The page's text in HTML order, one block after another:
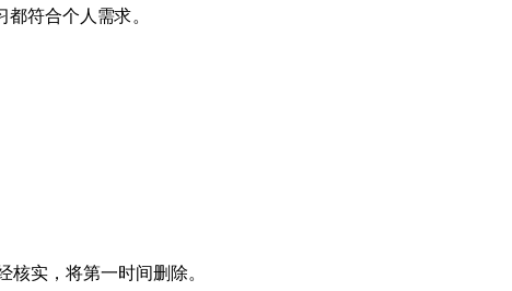
符合个人需求。
核实，将第一时间删除。